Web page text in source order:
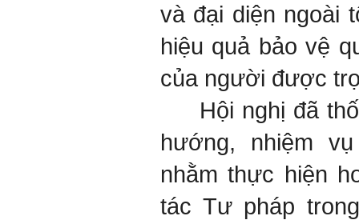
và đại diện ngoài
hiệu quả bảo vệ
của người được
Hội nghị đã
hướng, nhiệm
nhằm thực hiện
tác Tư pháp